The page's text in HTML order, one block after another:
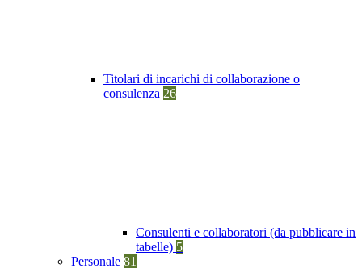
Titolari di incarichi di collaborazione o
consulenza 26
Consulenti e collaboratori (da pubblicare in
tabelle) 5
Personale 81